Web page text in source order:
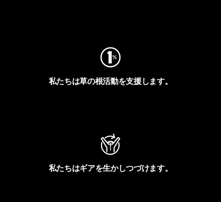
私たちは草の根活動を支援します。
私たちはギアを生かしつづけます。